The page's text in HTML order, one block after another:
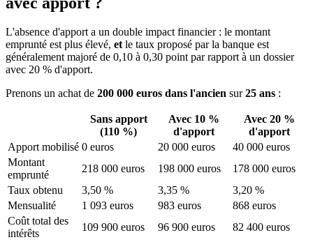
L'absence d'apport a un double impact financier : le montant
emprunté est plus élevé, etle taux proposé par la banque est
généralement majoré de 0,10 à 0,30 point par rapport à un dossier
avec 20 % d'apport.
Prenons un achat de 200 000 euros dans l'ancien sur25 ans :
Sans apport
(110 %)
Avec 10 %
d'apport
Avec 20 %
d'apport
Apport mobilisé 0 euros 20 000 euros
40 000 euros
Montant
emprunté
218 000 euros 198 000 euros
178 000 euros
Taux obtenu
3,50 % 3,35 %
3,20 %
Mensualité
1 093 euros 983 euros
868 euros
Coût total des
intérêts
109 900 euros 96 900 euros
82 400 euros